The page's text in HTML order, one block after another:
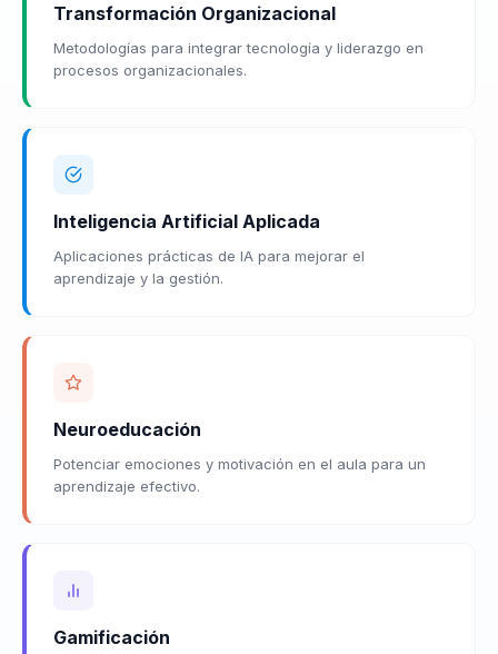
Transformación Organizacional
Metodologías para integrar tecnología y liderazgo en
procesos organizacionales.
Inteligencia Artificial Aplicada
Aplicaciones prácticas de IA para mejorar el
aprendizaje y la gestión.
Neuroeducación
Potenciar emociones y motivación en el aula para un
aprendizaje efectivo.
Gamificación